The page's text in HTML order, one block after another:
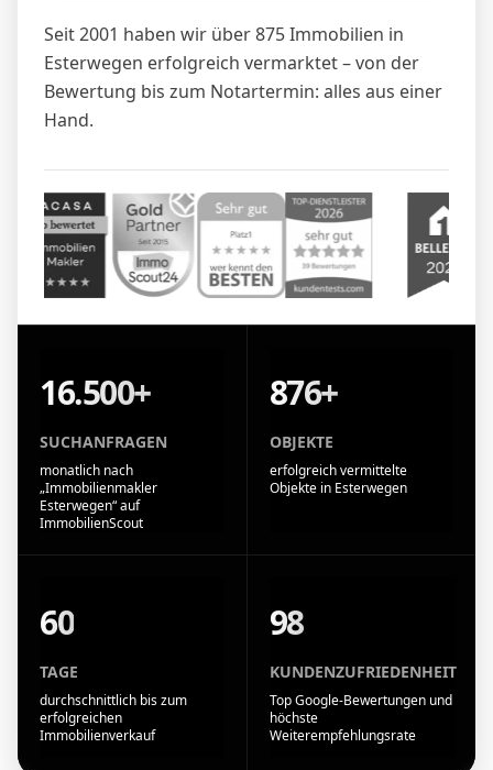
Seit 2001 haben wir über 875 Immobilien in
Esterwegen erfolgreich vermarktet – von der
Bewertung bis zum Notartermin: alles aus einer
Hand.
16.500+
SUCHANFRAGEN
monatlich nach
„Immobilienmakler
Esterwegen“ auf
ImmobilienScout
876+
OBJEKTE
erfolgreich vermittelte
Objekte in Esterwegen
60
TAGE
durchschnittlich bis zum
erfolgreichen
Immobilienverkauf
98
KUNDENZUFRIEDENHEIT
Top Google-Bewertungen und
höchste
Weiterempfehlungsrate